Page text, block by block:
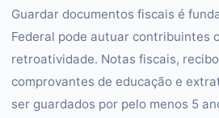
Guardar documentos fiscais é
Federal pode autuar contribuintes
retroatividade. Notas fiscais,
comprovantes de educação e
ser guardados por pelo menos 5